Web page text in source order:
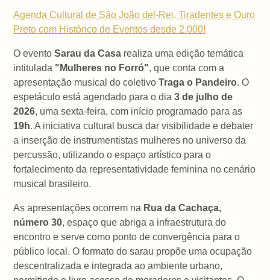
Agenda Cultural de São João del-Rei, Tiradentes e Ouro
Preto com Histórico de Eventos desde 2.000!
O eventoSarau da Casa realiza uma edição temática
intitulada "Mulheres no Forró", que conta com a
apresentação musical do coletivoTraga o Pandeiro. O
espetáculo está agendado para o dia3 de julho de
2026, uma sexta-feira, com início programado para as
19h. A iniciativa cultural busca dar visibilidade e debater
a inserção de instrumentistas mulheres no universo da
percussão, utilizando o espaço artístico para o
fortalecimento da representatividade feminina no cenário
musical brasileiro.
As apresentações ocorrem na Rua da Cachaça,
número 30, espaço que abriga a infraestrutura do
encontro e serve como ponto de convergência para o
público local. O formato do sarau propõe uma ocupação
descentralizada e integrada ao ambiente urbano,